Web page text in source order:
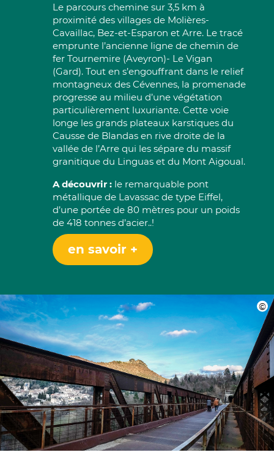
Le parcours chemine sur 3,5 km à
proximité des villages de Molières-
Cavaillac, Bez-et-Esparon et Arre. Le tracé
emprunte l’ancienne ligne de chemin de
fer Tournemire (Aveyron)- Le Vigan
(Gard). Tout en s’engouffrant dans le relief
montagneux des Cévennes, la promenade
progresse au milieu d’une végétation
particulièrement luxuriante. Cette voie
longe les grands plateaux karstiques du
Causse de Blandas en rive droite de la
vallée de l’Arre qui les sépare du massif
granitique du Linguas et du Mont Aigoual.
A découvrir : le remarquable pont
métallique de Lavassac de type Eiffel,
d’une portée de 80 mètres pour un poids
de 418 tonnes d’acier..!
en savoir +